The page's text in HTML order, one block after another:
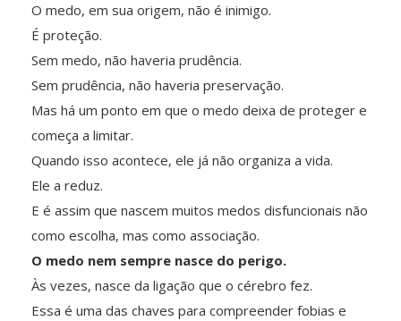
O medo, em sua origem, não é inimigo.
É proteção.
Sem medo, não haveria prudência.
Sem prudência, não haveria preservação.
Mas há um ponto em que o medo deixa de proteger e
começa a limitar.
Quando isso acontece, ele já não organiza a vida.
Ele a reduz.
E é assim que nascem muitos medos disfuncionais não
como escolha, mas como associação.
O medo nem sempre nasce do perigo.
Às vezes, nasce da ligação que o cérebro fez.
Essa é uma das chaves para compreender fobias e